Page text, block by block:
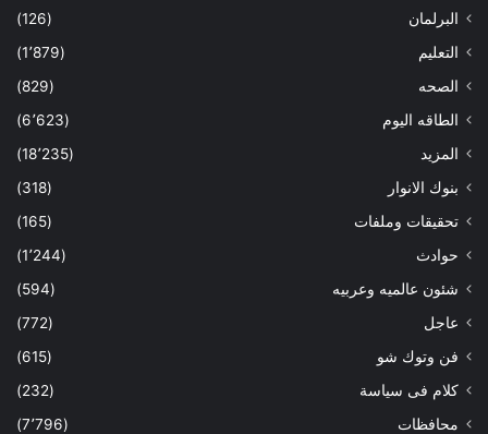
البرلمان
(126)
التعليم
(1٬879)
الصحه
(829)
الطاقه اليوم
(6٬623)
المزيد
(18٬235)
بنوك الانوار
(318)
تحقيقات وملفات
(165)
حوادث
(1٬244)
شئون عالميه وعربيه
(594)
عاجل
(772)
فن وتوك شو
(615)
كلام فى سياسة
(232)
محافظات
(7٬796)